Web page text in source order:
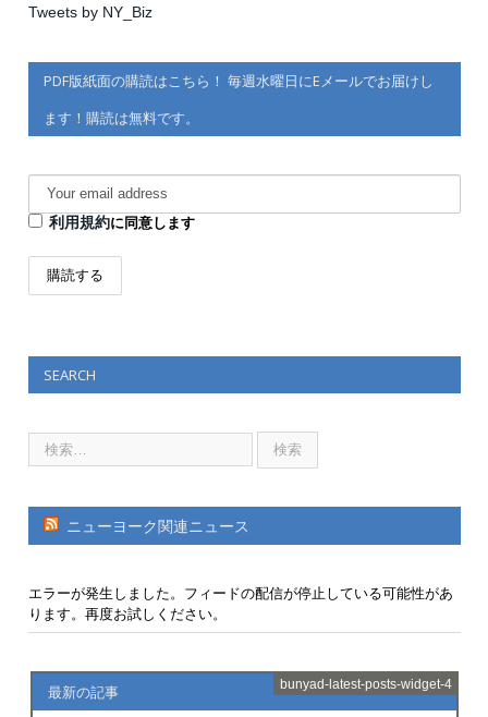
Tweets by NY_Biz
PDF版紙面の購読はこちら！ 毎週水曜日にEメールでお届けし
ます！購読は無料です。
利用規約に同意します
SEARCH
ニューヨーク関連ニュース
エラーが発生しました。フィードの配信が停止している可能性があ
ります。再度お試しください。
bunyad-latest-posts-widget-4
最新の記事